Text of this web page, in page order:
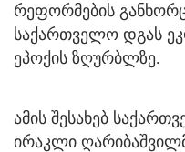
რეფორმების
საქართველო დგას
ეპოქის ზღურბლზე.
ამის შესახებ
ირაკლი